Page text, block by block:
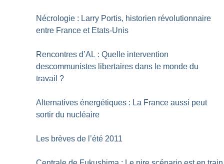
Nécrologie : Larry Portis, historien révolutionnaire
entre France et Etats-Unis
Rencontres d’AL : Quelle intervention
descommunistes libertaires dans le monde du
travail ?
Alternatives énergétiques : La France aussi peut
sortir du nucléaire
Les brèves de l’été 2011